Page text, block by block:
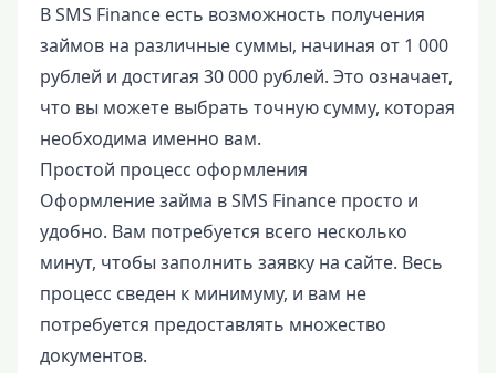
В SMS Finance есть возможность получения
займов на различные суммы, начиная от 1 000
рублей и достигая 30 000 рублей. Это означает,
что вы можете выбрать точную сумму, которая
необходима именно вам.
Простой процесс оформления
Оформление займа в SMS Finance просто и
удобно. Вам потребуется всего несколько
минут, чтобы заполнить заявку на сайте. Весь
процесс сведен к минимуму, и вам не
потребуется предоставлять множество
документов.